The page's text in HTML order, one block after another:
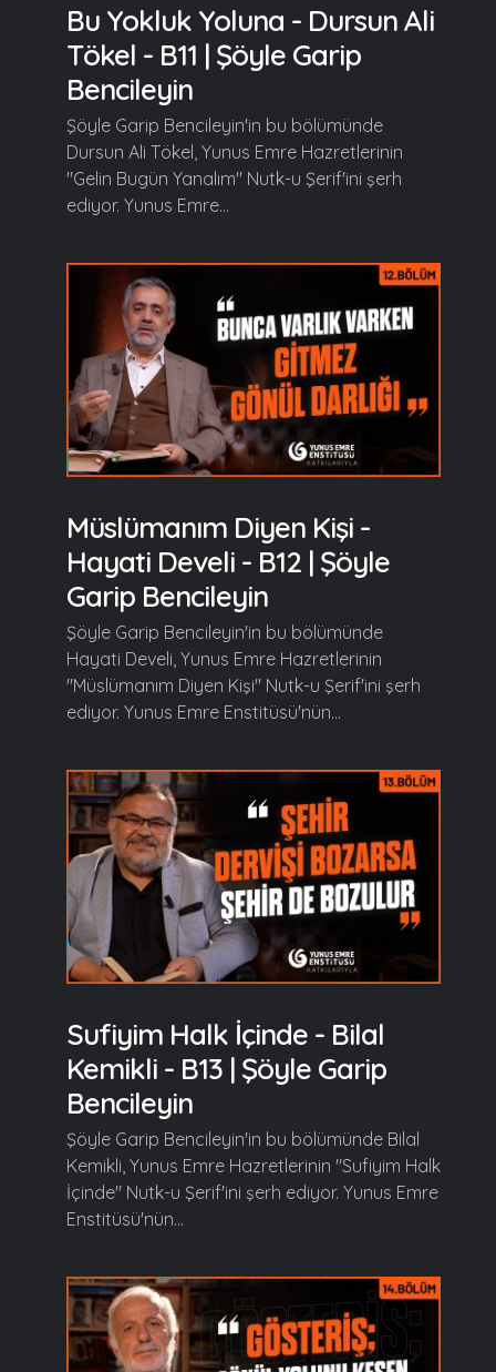
Bu Yokluk Yoluna - Dursun Ali
Tökel - B11 | Şöyle Garip
Bencileyin
Şöyle Garip Bencileyin'in bu bölümünde
Dursun Ali Tökel, Yunus Emre Hazretlerinin
"Gelin Bugün Yanalım" Nutk-u Şerif'ini şerh
ediyor. Yunus Emre...
Müslümanım Diyen Kişi -
Hayati Develi - B12 | Şöyle
Garip Bencileyin
Şöyle Garip Bencileyin'in bu bölümünde
Hayati Develi, Yunus Emre Hazretlerinin
"Müslümanım Diyen Kişi" Nutk-u Şerif'ini şerh
ediyor. Yunus Emre Enstitüsü'nün...
Sufiyim Halk İçinde - Bilal
Kemikli - B13 | Şöyle Garip
Bencileyin
Şöyle Garip Bencileyin'in bu bölümünde Bilal
Kemikli, Yunus Emre Hazretlerinin "Sufiyim Halk
İçinde" Nutk-u Şerif'ini şerh ediyor. Yunus Emre
Enstitüsü'nün...